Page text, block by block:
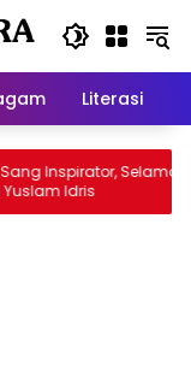
Literasi
Selamat
Idris